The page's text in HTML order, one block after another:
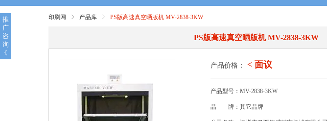
印刷网 产品库 PS版高速真空晒版机 MV-2838-3KW
PS版高速真空晒版机 MV-2838-3KW
产品价格： < 面议
产品型号：MV-2838-3KW
品 牌：其它品牌
推
广
咨
询
《